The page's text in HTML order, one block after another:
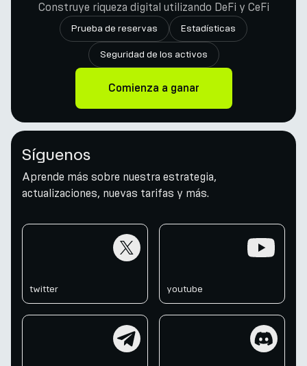
Construye riqueza digital utilizando DeFi y CeFi
Prueba de reservas Estadísticas
Seguridad de los activos
Comienza a ganar
Síguenos
Aprende más sobre nuestra estrategia,
actualizaciones, nuevas tarifas y más.
twitter youtube